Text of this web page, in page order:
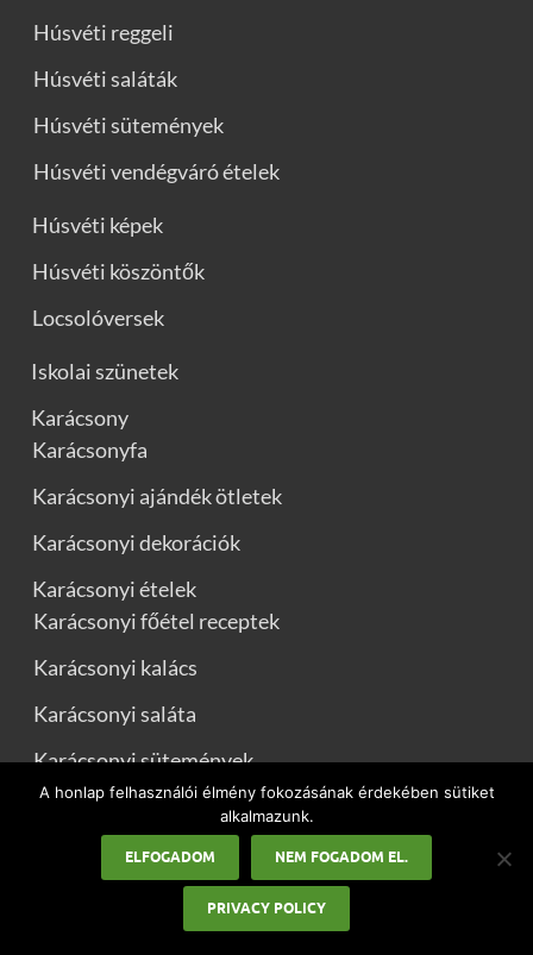
Húsvéti reggeli
Húsvéti saláták
Húsvéti sütemények
Húsvéti vendégváró ételek
Húsvéti képek
Húsvéti köszöntők
Locsolóversek
Iskolai szünetek
Karácsony
Karácsonyfa
Karácsonyi ajándék ötletek
Karácsonyi dekorációk
Karácsonyi ételek
Karácsonyi főétel receptek
Karácsonyi kalács
Karácsonyi saláta
Karácsonyi sütemények
Karácsonyi üdvözletek
A honlap felhasználói élmény fokozásának érdekében sütiket
alkalmazunk.
ELFOGADOM NEM FOGADOM EL.
PRIVACY POLICY